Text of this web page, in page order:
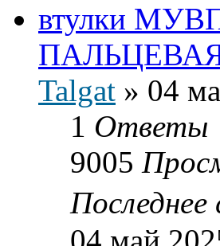
втулки
Talgat » 04
1 Ответы
9005